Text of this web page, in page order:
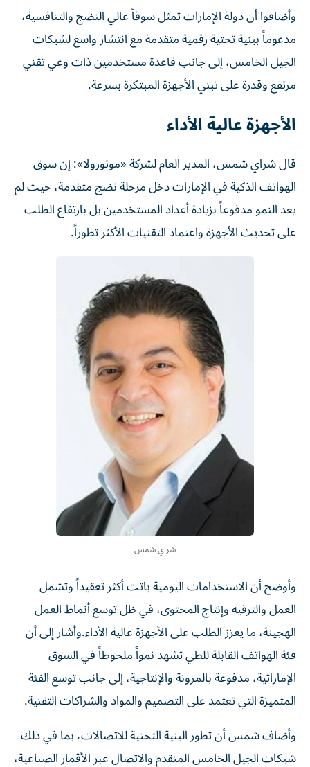
وأضافوا أن دولة الإمارات تمثل سوقاً عالي النضج والتنافسية،
مدعوماً ببنية تحتية رقمية متقدمة مع انتشار واسع لشبكات
الجيل الخامس، إلى جانب قاعدة مستخدمين ذات وعي تقني
مرتفع وقدرة على تبني الأجهزة المبتكرة بسرعة.
الأجهزة عالية الأداء
قال شراي شمس، المدير العام لشركة «موتورولا»: إن سوق
الهواتف الذكية في الإمارات دخل مرحلة نضج متقدمة، حيث لم
يعد النمو مدفوعاً بزيادة أعداد المستخدمين بل بارتفاع الطلب
على تحديث الأجهزة واعتماد التقنيات الأكثر تطوراً.
شراي شمس
وأوضح أن الاستخدامات اليومية باتت أكثر تعقيداً وتشمل
العمل والترفيه وإنتاج المحتوى، في ظل توسع أنماط العمل
الهجينة، ما يعزز الطلب على الأجهزة عالية الأداء.وأشار إلى أن
فئة الهواتف القابلة للطي تشهد نمواً ملحوظاً في السوق
الإماراتية، مدفوعة بالمرونة والإنتاجية، إلى جانب توسع الفئة
المتميزة التي تعتمد على التصميم والمواد والشراكات التقنية.
وأضاف شمس أن تطور البنية التحتية للاتصالات، بما في ذلك
شبكات الجيل الخامس المتقدم والاتصال عبر الأقمار الصناعية،